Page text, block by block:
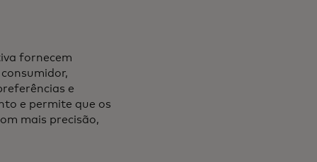
fornecem
e
e permite que os
mais precisão,